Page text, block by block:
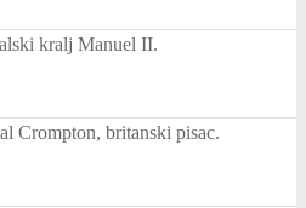
kralj Manuel II.
Crompton, britanski pisac.